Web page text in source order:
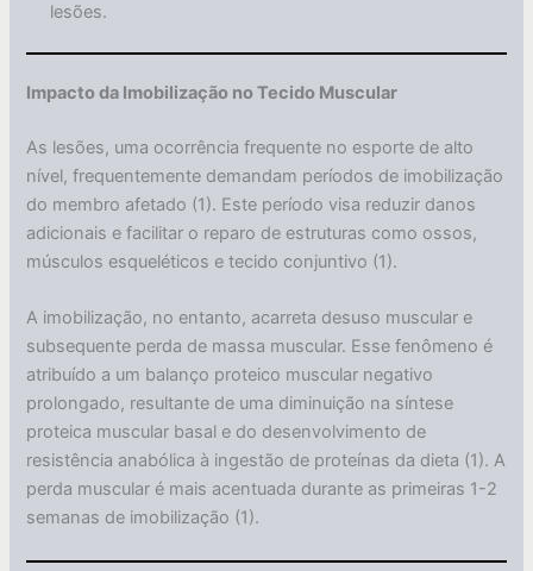
lesões.
Impacto da Imobilização no Tecido Muscular
As lesões, uma ocorrência frequente no esporte de alto
nível, frequentemente demandam períodos de imobilização
do membro afetado (1). Este período visa reduzir danos
adicionais e facilitar o reparo de estruturas como ossos,
músculos esqueléticos e tecido conjuntivo (1).
A imobilização, no entanto, acarreta desuso muscular e
subsequente perda de massa muscular. Esse fenômeno é
atribuído a um balanço proteico muscular negativo
prolongado, resultante de uma diminuição na síntese
proteica muscular basal e do desenvolvimento de
resistência anabólica à ingestão de proteínas da dieta (1). A
perda muscular é mais acentuada durante as primeiras 1-2
semanas de imobilização (1).